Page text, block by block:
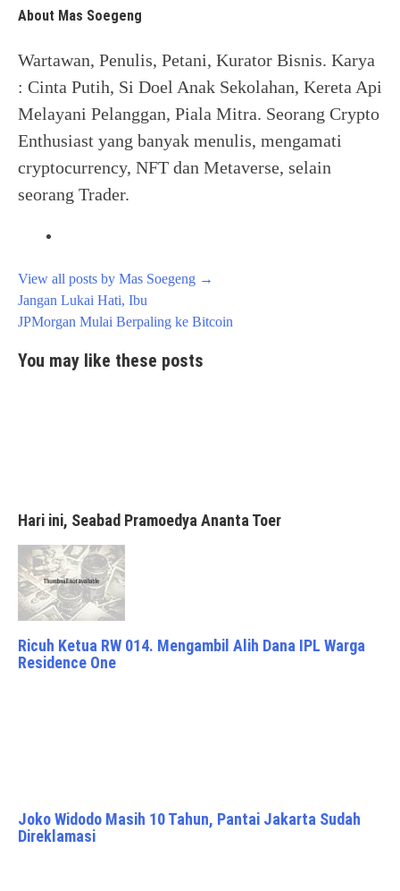
About Mas Soegeng
Wartawan, Penulis, Petani, Kurator Bisnis. Karya
: Cinta Putih, Si Doel Anak Sekolahan, Kereta Api
Melayani Pelanggan, Piala Mitra. Seorang Crypto
Enthusiast yang banyak menulis, mengamati
cryptocurrency, NFT dan Metaverse, selain
seorang Trader.
View all posts by Mas Soegeng →
Post
navigation
Jangan Lukai Hati, Ibu
JPMorgan Mulai Berpaling ke Bitcoin
You may like these posts
Hari ini, Seabad Pramoedya Ananta Toer
Ricuh Ketua RW 014. Mengambil Alih Dana IPL Warga
Residence One
Joko Widodo Masih 10 Tahun, Pantai Jakarta Sudah
Direklamasi